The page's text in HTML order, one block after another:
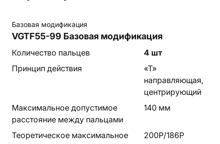
Базовая модификация
VGTF55-99 Базовая модификация
Количество пальцев
4 шт
Принцип действия
«Т»
направляющая,
центрирующий
Максимальное допустимое
расстояние между пальцами
140 мм
Теоретическое максимальное
200P/186P